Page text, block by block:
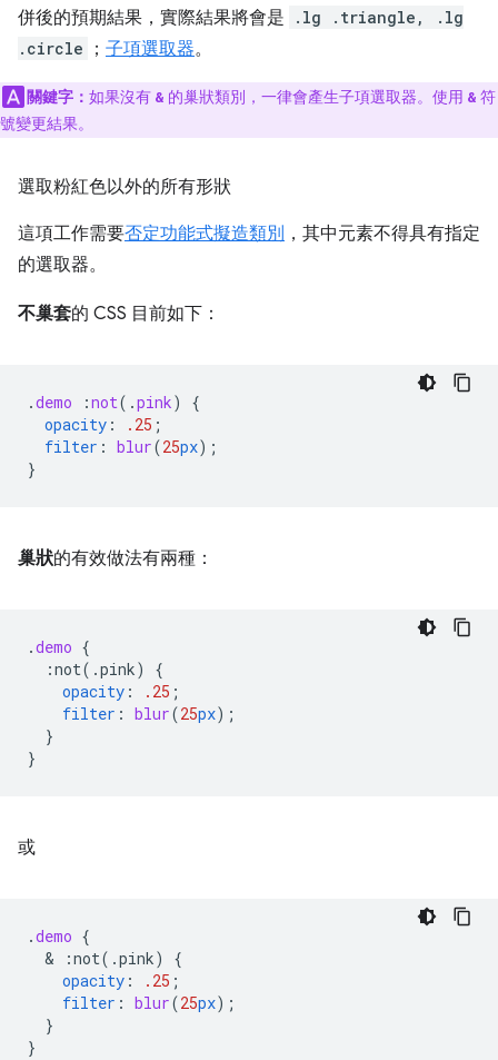
併後的預期結果，實際結果將會是
.lg .triangle, .lg
.circle
； 子項選取器。
關鍵字： 如果沒有 & 的巢狀類別，一律會產生子項選取器。使用 & 符
號變更結果。
選取粉紅色以外的所有形狀
這項工作需要否定功能式擬造類別 ，其中元素不得具有指定
的選取器。
不巢套的 CSS 目前如下：
.demo :not( .pink)
{
opacity : .25 ;
filter : blur(25px);
}
巢狀的有效做法有兩種：
.demo {
:not(.pink)
{
opacity : .25 ;
filter : blur(25px);
}
}
或
.demo {
  &
:not(.pink)
{
opacity : .25 ;
filter : blur(25px);
}
}